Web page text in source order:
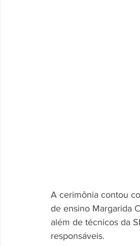
A cerimônia contou
de ensino Margarida
além de técnicos da
responsáveis.